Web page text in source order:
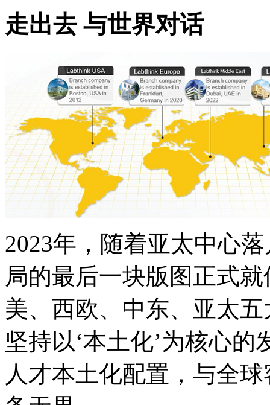
走出去 与世界对话
2023年，随着亚太中心
局的最后一块版图正式
美、西欧、中东、亚太
坚持以‘本土化’为核心
人才本土化配置，与全